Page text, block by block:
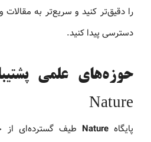
را دقیق‌تر کنید و سریع‌تر به مقالات
دسترسی پیدا کنید.
حوزه‌های علمی
Nature
پایگاهNature طیف گسترده‌ای